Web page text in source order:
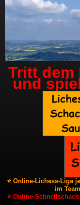
Tritt dem
und
⭐ Online-Lichess-Liga
im
⭐ Online-